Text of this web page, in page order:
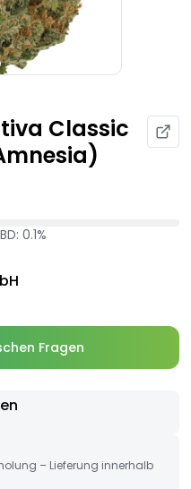
Classic
0.1%
Fragen
– Lieferung innerhalb